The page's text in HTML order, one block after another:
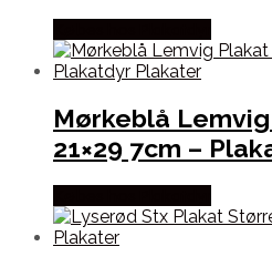
Mørkeblå
21×29 7cm –